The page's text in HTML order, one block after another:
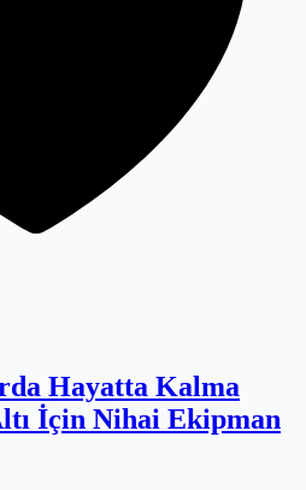
Hayatta Kalma
İçin Nihai Ekipman